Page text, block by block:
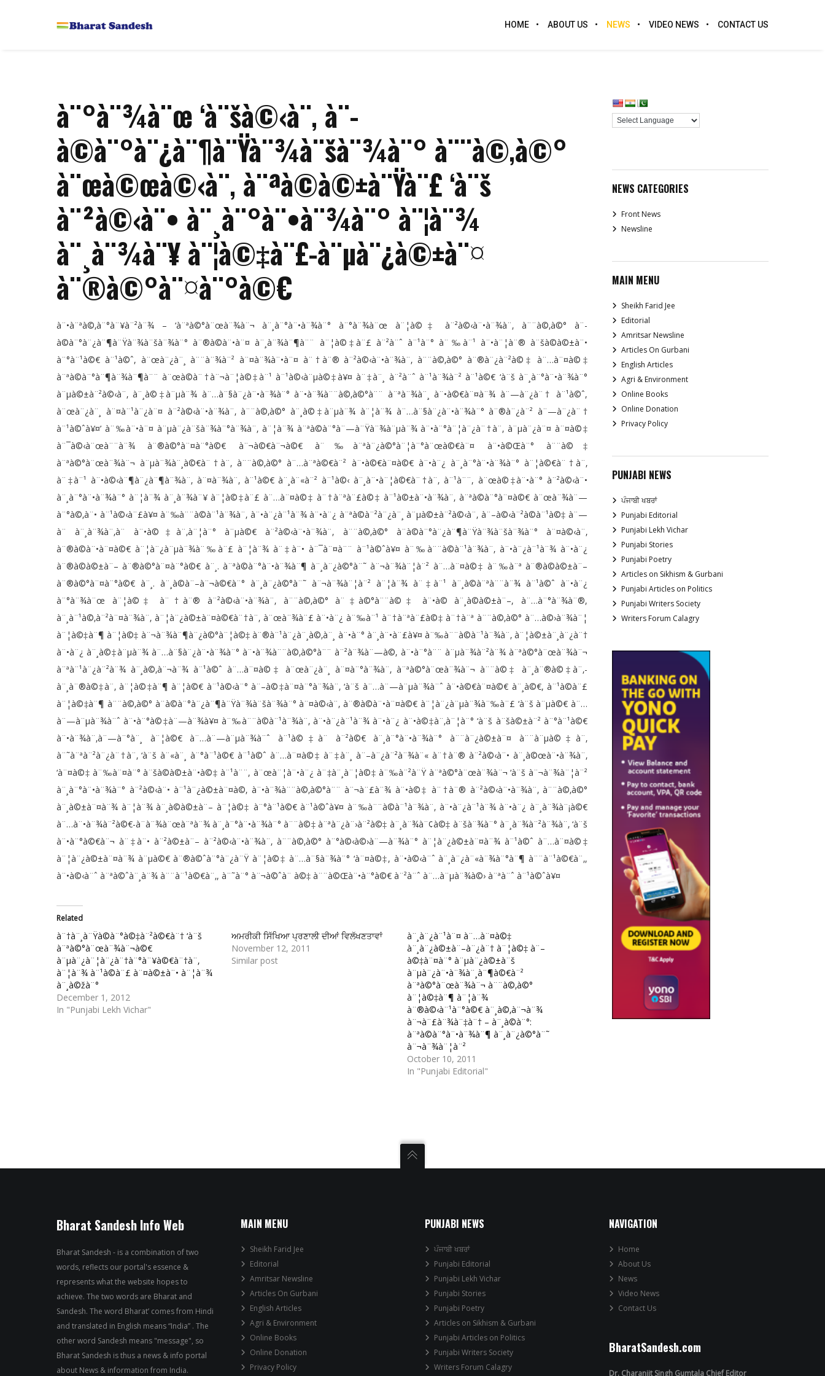
HOME ABOUT US NEWS VIDEO NEWS CONTACT US
à¨°à¨¾à¨œ ‘à¨šà©‹à¨‚ à¨­
à©à¨°à¨¿à¨¶à¨Ÿà¨¾à¨šà¨¾à¨° à¨¨à©‚à©°
à¨œà©œà©‹à¨‚ à¨ªà©à©±à¨Ÿà¨£ ‘à¨š
à¨²à©‹à¨• à¨¸à¨°à¨•à¨¾à¨° à¨¦à¨¾
à¨¸à¨¾à¨¥ à¨¦à©‡à¨£-à¨µà¨¿à©±à¨¤
à¨®à©°à¨¤à¨°à©€
à¨•à¨ªà©‚à¨°à¨¥à¨²à¨¾ – ‘à¨ªà©°à¨œà¨¾à¨¬ à¨¸à¨°à¨•à¨¾à¨° à¨°à¨¾à¨œ à¨¦à©‡ à¨²à©‹à¨•à¨¾à¨‚ à¨¨à©‚à©° à¨­
à©à¨°à¨¿à¨¶à¨Ÿà¨¾à¨šà¨¾à¨° à¨®à©à¨•à¨¤ à¨¸à¨¾à¨¶à¨¨ à¨¦à©‡à¨£ à¨²à¨ˆ à¨¹à¨° à¨‰à¨¹ à¨•à¨¦à¨® à¨šà©à©±à¨•
à¨°à¨¹à©€ à¨¹à©ˆ, à¨œà¨¿à¨¸ à¨¨à¨¾à¨² à¨¤à¨¾à¨•à¨¤ à¨†à¨® à¨²à©‹à¨•à¨¾à¨‚ à¨¨à©‚à©° à¨®à¨¿à¨²à©‡ à¨…à¨¤à©‡
à¨ªà©à¨°à¨¶à¨¾à¨¶à¨¨ à¨œà©à¨†à¨¬à¨¦à©‡à¨¹ à¨¹à©‹à¨µà©‡à¥¤ à¨‡à¨¸ à¨²à¨ˆ à¨¹à¨¾à¨² à¨¹à©€ ‘à¨š à¨¸à¨°à¨•à¨¾à¨°
à¨µà©±à¨²à©‹à¨‚ à¨¸à©‡à¨µà¨¾ à¨…à¨§à¨¿à¨•à¨¾à¨° à¨•à¨¾à¨¨à©‚à©°à¨¨ à¨ªà¨¾à¨¸ à¨•à©€à¨¤à¨¾ à¨—à¨¿à¨† à¨¹à©ˆ,
à¨œà¨¿à¨¸ à¨¤à¨¹à¨¿à¨¤ à¨²à©‹à¨•à¨¾à¨‚ à¨¨à©‚à©° à¨¸à©‡à¨µà¨¾ à¨¦à¨¾ à¨…à¨§à¨¿à¨•à¨¾à¨° à¨®à¨¿à¨² à¨—à¨¿à¨†
à¨¹à©ˆà¥¤’ à¨‰à¨•à¨¤ à¨µà¨¿à¨šà¨¾à¨°à¨¾à¨‚ à¨¦à¨¾ à¨ªà©à¨°à¨—à¨Ÿà¨¾à¨µà¨¾ à¨•à¨°à¨¦à¨¿à¨†à¨‚ à¨µà¨¿à¨¤ à¨¤à©‡
à¨¯à©‹à¨œà¨¨à¨¾ à¨®à©°à¨¤à¨°à©€ à¨¬à©€à¨¬à©€ à¨‰à¨ªà¨¿à©°à¨¦à¨°à¨œà©€à¨¤ à¨•à©Œà¨° à¨¨à©‡
à¨ªà©°à¨œà¨¾à¨¬ à¨µà¨¾à¨¸à©€à¨†à¨‚ à¨¨à©‚à©° à¨…à¨ªà©€à¨² à¨•à©€à¨¤à©€ à¨•à¨¿ à¨¸à¨°à¨•à¨¾à¨° à¨¦à©€à¨†à¨‚
à¨‡à¨¹ à¨•à©‹à¨¶à¨¿à¨¶à¨¾à¨‚ à¨¤à¨¾à¨‚ à¨¹à©€ à¨¸à¨«à¨² à¨¹à©‹ à¨¸à¨•à¨¦à©€à¨†à¨‚ à¨¹à¨¨, à¨œà©‡à¨•à¨° à¨²à©‹à¨•
à¨¸à¨°à¨•à¨¾à¨° à¨¦à¨¾ à¨¸à¨¾à¨¥ à¨¦à©‡à¨£ à¨…à¨¤à©‡ à¨†à¨ªà¨£à©‡ à¨¹à©±à¨•à¨¾à¨‚ à¨ªà©à¨°à¨¤à©€ à¨œà¨¾à¨—
à¨°à©‚à¨• à¨¹à©‹à¨£à¥¤ à¨‰à¨¨à©à¨¹à¨¾à¨‚ à¨•à¨¿à¨¹à¨¾ à¨•à¨¿ à¨ªà©à¨²à¨¿à¨¸ à¨µà©±à¨²à©‹à¨‚ à¨–à©‹à¨²à©à¨¹à©‡ à¨—
à¨ à¨¸à¨¾à¨‚à¨ à¨•à©‡à¨‚à¨¦à¨° à¨µà©€ à¨²à©‹à¨•à¨¾à¨‚ à¨¨à©‚à©° à¨­à©à¨°à¨¿à¨¶à¨Ÿà¨¾à¨šà¨¾à¨° à¨¤à©‹à¨‚
à¨®à©à¨•à¨¤à©€ à¨¦à¨¿à¨µà¨¾à¨‰à¨£ à¨¦à¨¾ à¨‡à¨• à¨¯à¨¤à¨¨ à¨¹à©ˆà¥¤ à¨‰à¨¨à©à¨¹à¨¾à¨‚ à¨•à¨¿à¨¹à¨¾ à¨•à¨¿
à¨®à©à©±à¨– à¨®à©°à¨¤à¨°à©€ à¨¸. à¨ªà©à¨°à¨•à¨¾à¨¶ à¨¸à¨¿à©°à¨˜ à¨¬à¨¾à¨¦à¨² à¨…à¨¤à©‡ à¨‰à¨ª à¨®à©à©±à¨–
à¨®à©°à¨¤à¨°à©€ à¨¸. à¨¸à©à¨–à¨¬à©€à¨° à¨¸à¨¿à©°à¨˜ à¨¬à¨¾à¨¦à¨² à¨¦à¨¾ à¨‡à¨¹ à¨¸à©à¨ªà¨¨à¨¾ à¨¹à©ˆ à¨•à¨¿
à¨°à¨¾à¨œ à¨¦à©‡ à¨†à¨® à¨²à©‹à¨•à¨¾à¨‚ à¨¨à©‚à©° à¨‡à©°à¨¨à©‡ à¨•à© à¨¸à©à©±à¨–, à¨…à¨°à¨¾à¨®,
à¨¸à¨¹à©‚à¨²à¨¤à¨¾à¨‚ à¨¦à¨¿à©±à¨¤à©€à¨†à¨‚ à¨œà¨¾à¨£ à¨•à¨¿ à¨‰à¨¹ à¨†à¨ªà¨£à©‡ à¨†à¨ª à¨¨à©‚à©° à¨…à©›à¨¾à¨¦
à¨¦à©‡à¨¶ à¨¦à©‡ à¨¬à¨¾à¨¶à¨¿à©°à¨¦à©‡ à¨®à¨¹à¨¿à¨¸à©‚à¨¸ à¨•à¨° à¨¸à¨•à¨£à¥¤ à¨‰à¨¨à©à¨¹à¨¾à¨‚ à¨¦à©±à¨¸à¨¿à¨†
à¨•à¨¿ à¨¸à©‡à¨µà¨¾ à¨…à¨§à¨¿à¨•à¨¾à¨° à¨•à¨¾à¨¨à©‚à©°à¨¨ à¨²à¨¾à¨—à©‚ à¨•à¨°à¨¨ à¨µà¨¾à¨²à¨¾ à¨ªà©°à¨œà¨¾à¨¬
à¨ªà¨¹à¨¿à¨²à¨¾ à¨¸à©‚à¨¬à¨¾ à¨¹à©ˆ à¨…à¨¤à©‡ à¨œà¨¿à¨¸ à¨¤à¨°à¨¾à¨‚ à¨ªà©°à¨œà¨¾à¨¬ à¨¨à©‡ à¨¸à¨®à©‡à¨‚-
à¨¸à¨®à©‡à¨‚ à¨¦à©‡à¨¶ à¨¦à©€ à¨¹à©‹à¨° à¨–à©‡à¨¤à¨°à¨¾à¨‚ ‘à¨š à¨…à¨—à¨µà¨¾à¨ˆ à¨•à©€à¨¤à©€ à¨¸à©€, à¨¹à©à¨£
à¨¦à©‡à¨¶ à¨¨à©‚à©° à¨­à©à¨°à¨¿à¨¶à¨Ÿà¨¾à¨šà¨¾à¨° à¨¤à©‹à¨‚ à¨®à©à¨•à¨¤à©€ à¨¦à¨¿à¨µà¨¾à¨‰à¨£ ‘à¨š à¨µà©€ à¨…
à¨—à¨µà¨¾à¨ˆ à¨•à¨°à©‡à¨—à¨¾à¥¤ à¨‰à¨¨à©à¨¹à¨¾à¨‚ à¨•à¨¿à¨¹à¨¾ à¨•à¨¿ à¨•à©‡à¨‚à¨¦à¨° ‘à¨š à¨šà©±à¨² à¨°à¨¹à©€
à¨•à¨¾à¨‚à¨—à¨°à¨¸ à¨¦à©€ à¨…à¨—à¨µà¨¾à¨ˆ à¨¹à©‡à¨ à¨²à©€ à¨¸à¨°à¨•à¨¾à¨° à¨¨à¨¿à©±à¨¤ à¨¨à¨µà©‡à¨‚
à¨˜à¨ªà¨²à¨¿à¨†à¨‚ ‘à¨š à¨«à¨¸ à¨°à¨¹à©€ à¨¹à©ˆ à¨…à¨¤à©‡ à¨‡à¨¸ à¨–à¨¿à¨²à¨¾à¨« à¨†à¨® à¨²à©‹à¨• à¨¸à©œà¨•à¨¾à¨‚
‘à¨¤à©‡ à¨‰à¨¤à¨° à¨šà©à©±à¨•à©‡ à¨¹à¨¨, à¨œà¨¦à¨•à¨¿ à¨‡à¨¸à¨¦à©‡ à¨‰à¨²à¨Ÿ à¨ªà©°à¨œà¨¾à¨¬ ‘à¨š à¨¬à¨¾à¨¦à¨²
à¨¸à¨°à¨•à¨¾à¨° à¨²à©‹à¨• à¨¹à¨¿à©±à¨¤à©‚ à¨•à¨¾à¨¨à©‚à©°à¨¨ à¨¬à¨£à¨¾ à¨•à©‡ à¨†à¨® à¨²à©‹à¨•à¨¾à¨‚ à¨¨à©‚à©°
à¨¸à©±à¨¤à¨¾ à¨¦à¨¾ à¨¸à©à©±à¨– à¨¦à©‡ à¨°à¨¹à©€ à¨¹à©ˆà¥¤ à¨‰à¨¨à©à¨¹à¨¾à¨‚ à¨•à¨¿à¨¹à¨¾ à¨•à¨¿ à¨¸à¨¾à¨¡à©€
à¨…à¨•à¨¾à¨²à©€-à¨­à¨¾à¨œà¨ªà¨¾ à¨¸à¨°à¨•à¨¾à¨° à¨¨à©‡ à¨ªà¨¿à¨›à¨²à©‡ à¨¸à¨¾à¨¢à©‡ à¨šà¨¾à¨° à¨¸à¨¾à¨²à¨¾à¨‚ ‘à¨š
à¨•à¨°à©€à¨¬ à¨‡à¨• à¨²à©±à¨– à¨²à©‹à¨•à¨¾à¨‚ à¨¨à©‚à©° à¨°à©‹à©›à¨—à¨¾à¨° à¨¦à¨¿à©±à¨¤à¨¾ à¨¹à©ˆ à¨…à¨¤à©‡
à¨¦à¨¿à©±à¨¤à¨¾ à¨µà©€ à¨®à©ˆà¨°à¨¿à¨Ÿ à¨¦à©‡ à¨…à¨§à¨¾à¨° ‘à¨¤à©‡, à¨•à©‹à¨ˆ à¨¸à¨¿à¨«à¨¾à¨°à¨¶ à¨¨à¨¹à©€à¨‚,
à¨•à©‹à¨ˆ à¨ªà©ˆà¨¸à¨¾ à¨¨à¨¹à©€à¨‚, à¨˜à¨° à¨¬à©ˆà¨ à©‡ à¨¨à©Œà¨•à¨°à©€ à¨²à¨ˆ à¨…à¨µà¨¾à©› à¨ªà¨ˆ à¨¹à©ˆà¥¤
Related
à¨†à¨¸à¨Ÿà©à¨°à©‡à¨²à©€à¨† ‘à¨š
à¨ªà©°à¨œà¨¾à¨¬à©€
à¨µà¨¿à¨¦à¨¿à¨†à¨°à¨¥à©€à¨†à¨‚
à¨¦à¨¾ à¨¹à©à¨£ à¨¤à©±à¨• à¨¦à¨¾
à¨¸à©žà¨°
December 1, 2012
In "Punjabi Lekh Vichar"
ਅਮਰੀਕੀ ਸਿੱਖਿਆ ਪ੍ਰਣਾਲੀ ਦੀਆਂ ਵਿਲੱਖਣਤਾਵਾਂ
November 12, 2011
Similar post
à¨¸à¨¿à¨¹à¨¤ à¨…à¨¤à©‡
à¨¸à¨¿à©±à¨–à¨¿à¨† à¨¦à©‡ à¨–
à©‡à¨¤à¨° à¨µà¨¿à©±à¨š
à¨µà¨¿à¨•à¨¾à¨¸à¨¶à©€à¨²
à¨ªà©°à¨œà¨¾à¨¬ à¨¨à©‚à©°
à¨¦à©‡à¨¶ à¨¦à¨¾
à¨®à©‹à¨¹à¨°à©€ à¨¸à©‚à¨¬à¨¾
à¨¬à¨£à¨¾à¨‡à¨† – à¨¸à©à¨°:
à¨ªà©à¨°à¨•à¨¾à¨¶ à¨¸à¨¿à©°à¨˜
à¨¬à¨¾à¨¦à¨²
October 10, 2011
In "Punjabi Editorial"
NEWS CATEGORIES
Front News
Newsline
MAIN MENU
Sheikh Farid Jee
Editorial
Amritsar Newsline
Articles On Gurbani
English Articles
Agri & Environment
Online Books
Online Donation
Privacy Policy
PUNJABI NEWS
ਪੰਜਾਬੀ ਖਬਰਾਂ
Punjabi Editorial
Punjabi Lekh Vichar
Punjabi Stories
Punjabi Poetry
Articles on Sikhism & Gurbani
Punjabi Articles on Politics
Punjabi Writers Society
Writers Forum Calagry
Bharat Sandesh Info Web
Bharat Sandesh - is a combination of two
words, reflects our portal's essence &
represents what the website hopes to
achieve. The two words are Bharat and
Sandesh. The word Bharat’ comes from Hindi
and translated in English means “India” . The
other word Sandesh means "message", so
Bharat Sandesh is thus a news & info portal
about News & information from India.
MAIN MENU
Sheikh Farid Jee
Editorial
Amritsar Newsline
Articles On Gurbani
English Articles
Agri & Environment
Online Books
Online Donation
Privacy Policy
PUNJABI NEWS
ਪੰਜਾਬੀ ਖਬਰਾਂ
Punjabi Editorial
Punjabi Lekh Vichar
Punjabi Stories
Punjabi Poetry
Articles on Sikhism & Gurbani
Punjabi Articles on Politics
Punjabi Writers Society
Writers Forum Calagry
NAVIGATION
Home
About Us
News
Video News
Contact Us
BharatSandesh.com
Dr. Charanjit Singh Gumtala Chief Editor